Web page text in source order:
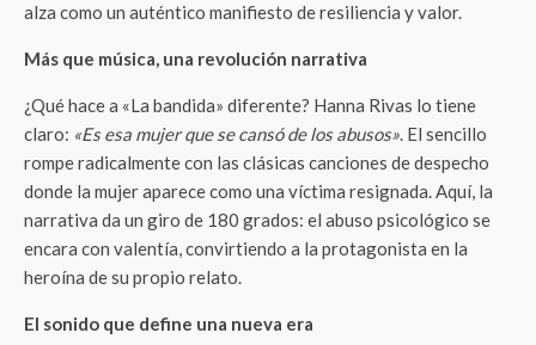
alza como un auténtico manifiesto de resiliencia y valor.
Más que música, una revolución narrativa
¿Qué hace a «La bandida» diferente? Hanna Rivas lo tiene
claro: «Es esa mujer que se cansó de los abusos». El sencillo
rompe radicalmente con las clásicas canciones de despecho
donde la mujer aparece como una víctima resignada. Aquí, la
narrativa da un giro de 180 grados: el abuso psicológico se
encara con valentía, convirtiendo a la protagonista en la
heroína de su propio relato.
El sonido que define una nueva era